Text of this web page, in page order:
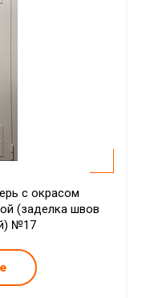
с окрасом
(заделка швов
№17